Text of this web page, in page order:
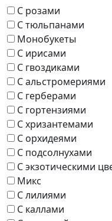
С розами
С тюльпанами
Монобукеты
С ирисами
С гвоздиками
С альстромериями
С герберами
С гортензиями
С хризантемами
С орхидеями
С подсолнухами
С экзотическими
Микс
С лилиями
С каллами